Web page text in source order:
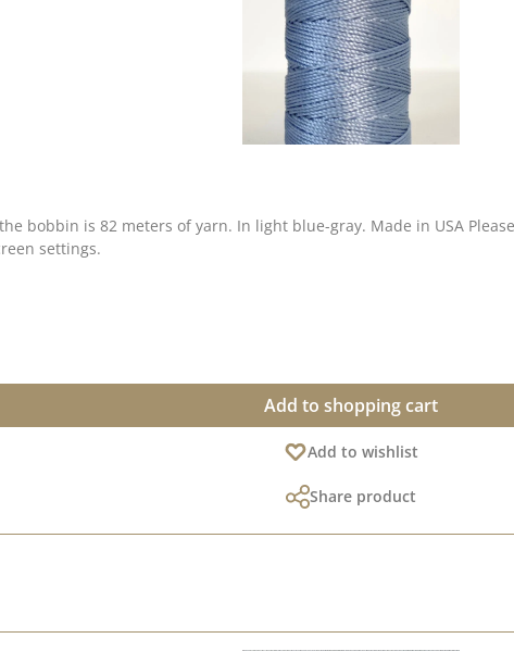
light blue-gray. Made in USA Please remember, color variations from the original shade are possible as
settings.
Add to shopping cart
Add to wishlist
Share product